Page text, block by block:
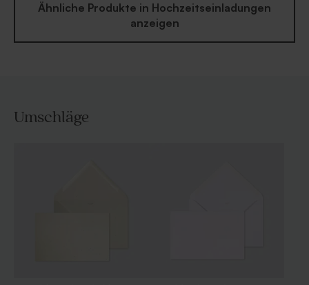
Ähnliche Produkte in Hochzeitseinladungen
anzeigen
Umschläge